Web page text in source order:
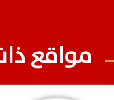
مواقع